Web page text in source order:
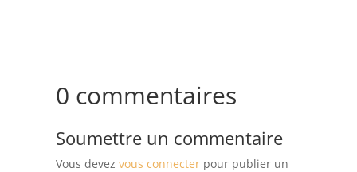
0 commentaires
Soumettre un commentaire
Vous devez vous connecterpour publier un